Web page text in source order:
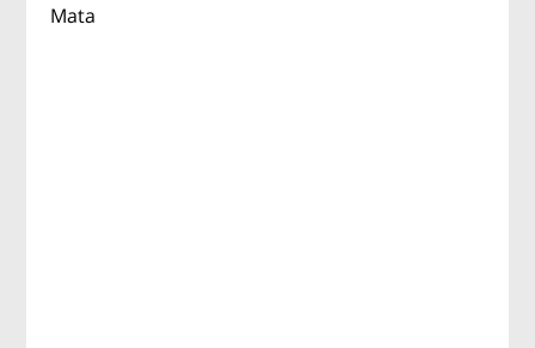
Mata